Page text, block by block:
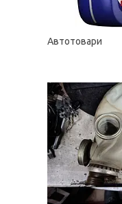
Автотовари